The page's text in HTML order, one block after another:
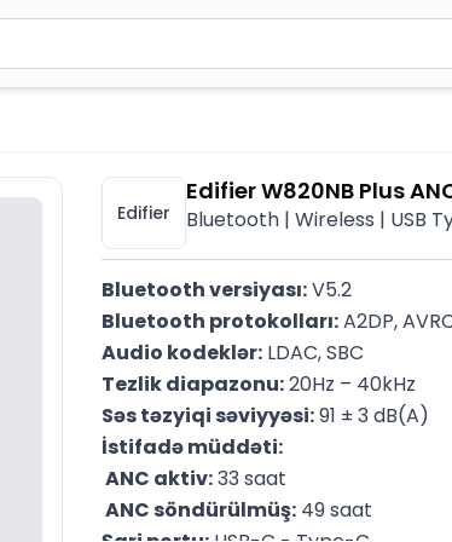
Нажмите Enter для отправки или
Edifier
Edifier W820NB Plus
Bluetooth | Wireless | USB
Bluetooth versiyası: V5.2
Bluetooth protokolları: A2DP,
Audio kodeklər: LDAC, SBC
Tezlik diapazonu: 20Hz – 40kHz
Səs təzyiqi səviyyəsi: 91 ± 3 dB(A)
İstifadə müddəti:
ANC aktiv: 33 saat
ANC söndürülmüş: 49 saat